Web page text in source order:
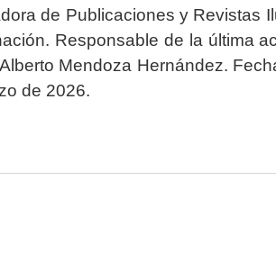
de Publicaciones y Revistas
Responsable de la última
Mendoza Hernández.
de 2026.